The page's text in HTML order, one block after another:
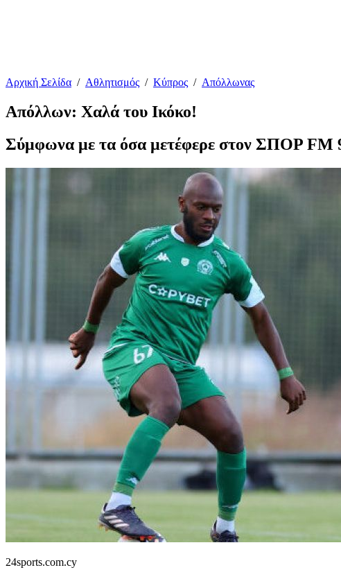
Αρχική Σελίδα / Αθλητισμός / Κύπρος / Απόλλωνας
Απόλλων: Χαλά του Ικόκο!
Σύμφωνα με τα όσα μετέφερε στον ΣΠΟΡ FM
24sports.com.cy